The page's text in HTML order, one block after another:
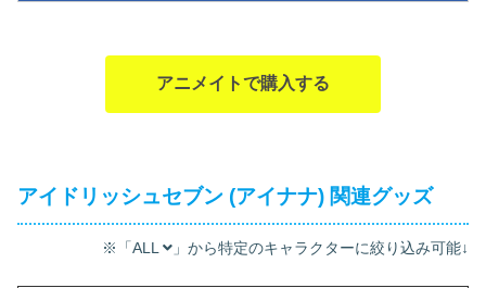
アニメイトで購入する
アイドリッシュセブン (アイナナ) 関連グッズ
※「ALL 」から特定のキャラクターに絞り込み可能↓